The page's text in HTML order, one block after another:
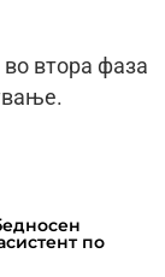
втора фаза
по